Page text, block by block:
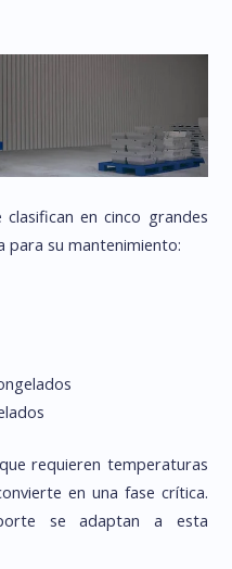
en cinco grandes
para su mantenimiento:
requieren temperaturas
en una fase crítica.
se adaptan a esta